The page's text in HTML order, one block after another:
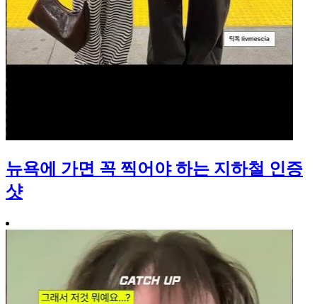
뉴욕에 가면 꼭 찍어야 하는 지하철 인증
샷